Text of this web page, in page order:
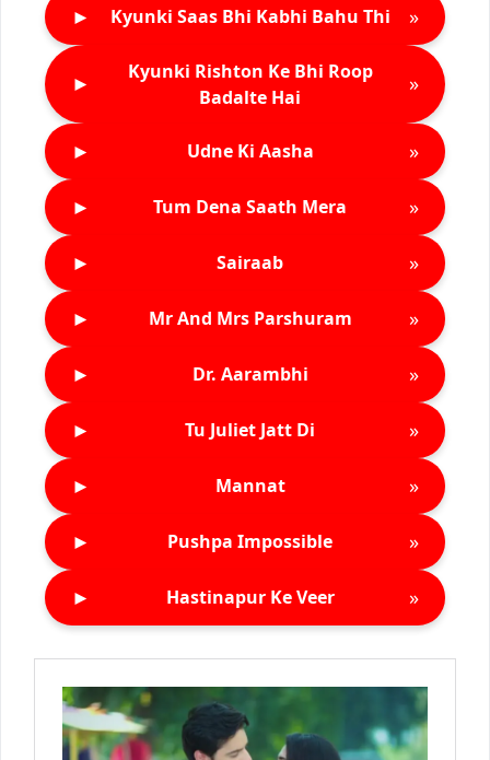
► Kyunki Saas Bhi Kabhi Bahu Thi »
►
Kyunki Rishton Ke Bhi Roop
Badalte Hai
»
► Udne Ki Aasha »
► Tum Dena Saath Mera »
► Sairaab »
► Mr And Mrs Parshuram »
► Dr. Aarambhi »
► Tu Juliet Jatt Di »
► Mannat »
► Pushpa Impossible »
► Hastinapur Ke Veer »